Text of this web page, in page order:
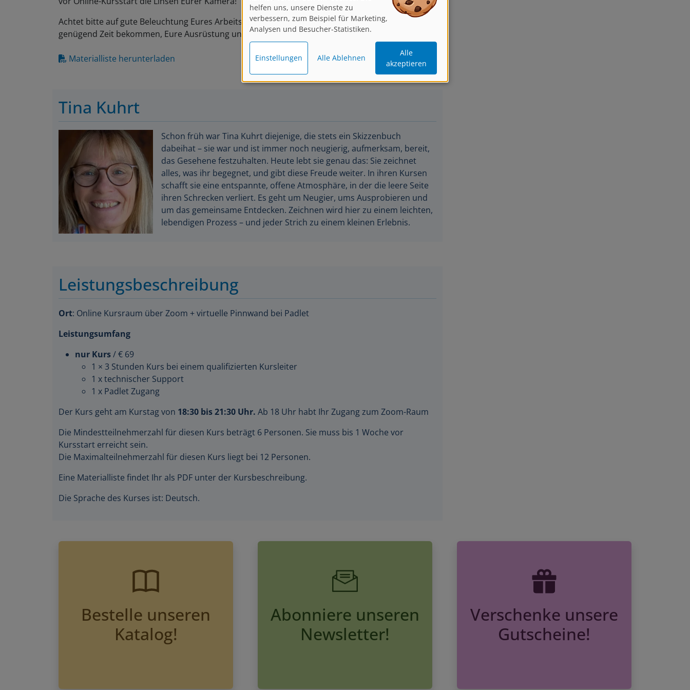
Achtet bitte auf gute Beleuchtung Eures Arbeitsplatzes, Ihr werdet vor Start der Live-Session
genügend Zeit bekommen, Eure Ausrüstung und Euer Licht zu überprüfen!
Materialliste herunterladen
Tina Kuhrt
Schon früh war Tina Kuhrt diejenige, die stets ein Skizzenbuch
dabeihat – sie war und ist immer noch neugierig, aufmerksam, bereit,
das Gesehene festzuhalten. Heute lebt sie genau das: Sie zeichnet
alles, was ihr begegnet, und gibt diese Freude weiter. In ihren Kursen
schafft sie eine entspannte, offene Atmosphäre, in der die leere Seite
ihren Schrecken verliert. Es geht um Neugier, ums Ausprobieren und
um das gemeinsame Entdecken. Zeichnen wird hier zu einem leichten,
lebendigen Prozess – und jeder Strich zu einem kleinen Erlebnis.
Leistungsbeschreibung
Ort : Online Kursraum über Zoom + virtuelle Pinnwand bei Padlet
Leistungsumfang
nur Kurs
/ € 69
1 × 3 Stunden Kurs bei einem qualifizierten Kursleiter
1 x technischer Support
1 x Padlet Zugang
Der Kurs geht am Kurstag von 18:30 bis 21:30 Uhr.
Ab 18 Uhr habt Ihr Zugang zum Zoom-Raum
Die Mindestteilnehmerzahl für diesen Kurs beträgt 6 Personen. Sie muss bis 1 Woche vor
Kursstart erreicht sein.
Die Maximalteilnehmerzahl für diesen Kurs liegt bei 12 Personen.
Eine Materialliste findet Ihr als PDF unter der Kursbeschreibung.
Die Sprache des Kurses ist: Deutsch.
Bestelle unseren
Katalog!
Abonniere unseren
Newsletter!
Verschenke unsere
Gutscheine!
Analysen und Besucher-Statistiken.
Einstellungen